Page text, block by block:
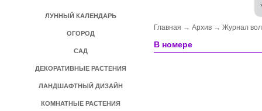
ЛУННЫЙ КАЛЕНДАРЬ
ОГОРОД
САД
ДЕКОРАТИВНЫЕ РАСТЕНИЯ
ЛАНДШАФТНЫЙ ДИЗАЙН
КОМНАТНЫЕ РАСТЕНИЯ
Главная → Архив → Журнал
В номере